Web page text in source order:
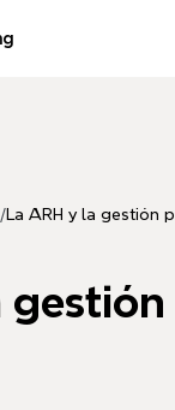
/La ARH y la gestión